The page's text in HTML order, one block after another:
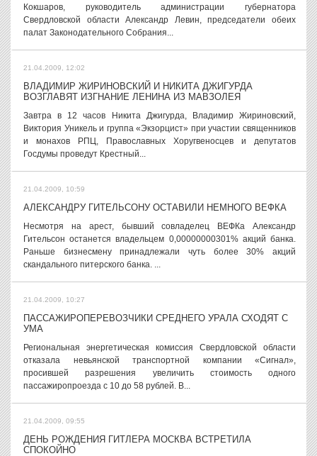
Кокшаров, руководитель администрации губернатора
Свердловской области Александр Левин, председатели обеих
палат Законодательного Собрания...
21.04.2009, 12:02
ВЛАДИМИР ЖИРИНОВСКИЙ И НИКИТА ДЖИГУРДА
ВОЗГЛАВЯТ ИЗГНАНИЕ ЛЕНИНА ИЗ МАВЗОЛЕЯ
Завтра в 12 часов Никита Джигурда, Владимир Жириновский,
Виктория Уникель и группа «Экзорцист» при участии священников
и монахов РПЦ, Православных Хоругвеносцев и депутатов
Госдумы проведут Крестный...
21.04.2009, 10:59
АЛЕКСАНДРУ ГИТЕЛЬСОНУ ОСТАВИЛИ НЕМНОГО ВЕФКА
Несмотря на арест, бывший совладелец ВЕФКа Александр
Гительсон останется владельцем 0,00000000301% акций банка.
Раньше бизнесмену принадлежали чуть более 30% акций
скандального питерского банка. ...
21.04.2009, 10:27
ПАССАЖИРОПЕРЕВОЗЧИКИ СРЕДНЕГО УРАЛА СХОДЯТ С
УМА
Региональная энергетическая комиссия Свердловской области
отказала невьянской транспортной компании «Сигнал»,
просившей разрешения увеличить стоимость одного
пассажиропроезда с 10 до 58 рублей. В...
21.04.2009, 09:55
ДЕНЬ РОЖДЕНИЯ ГИТЛЕРА МОСКВА ВСТРЕТИЛА
СПОКОЙНО